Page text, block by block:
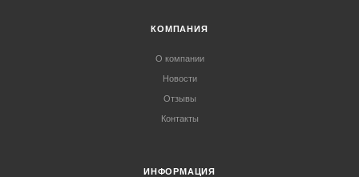
КОМПАНИЯ
О компании
Новости
Отзывы
Контакты
ИНФОРМАЦИЯ